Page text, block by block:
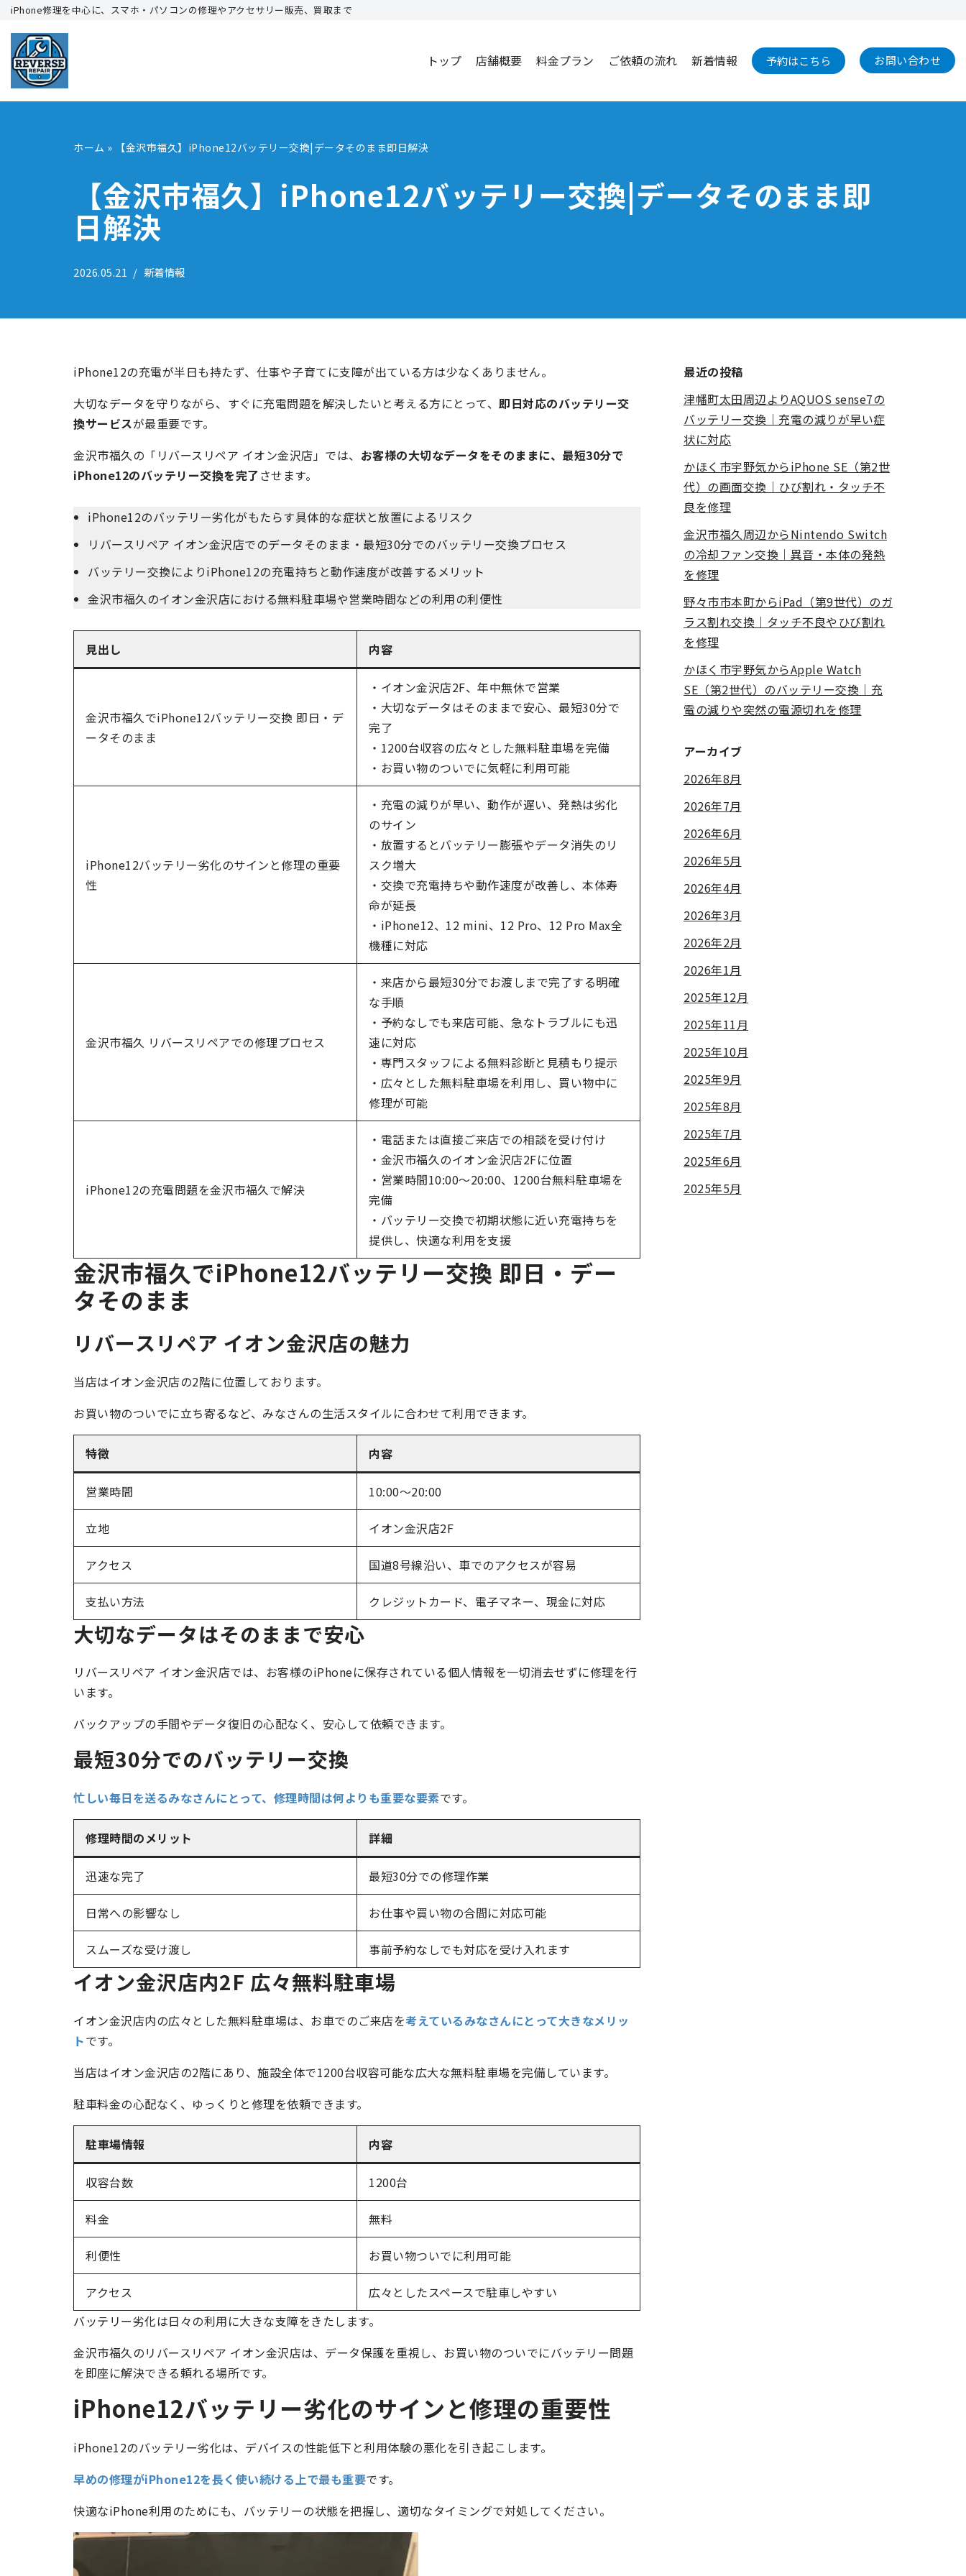
コ
ン
テ
ン
iPhone修理を中心に、スマホ・パソコンの修理やアクセサリー販売、買取まで
トップ 店舗概要 料金プラン ご依頼の流れ 新着情報 予約はこちら お問い合わせ
ホーム » 【金沢市福久】iPhone12バッテリー交換|データそのまま即日解決
【金沢市福久】iPhone12バッテリー交換|データそのまま即
日解決
2026.05.21 新着情報
iPhone12の充電が半日も持たず、仕事や子育てに支障が出ている方は少なくありません。
大切なデータを守りながら、すぐに充電問題を解決したいと考える方にとって、 即日対応のバッテリー交
換サービスが最重要です。
金沢市福久の「リバースリペア イオン金沢店」では、 お客様の大切なデータをそのままに、最短30分で
iPhone12のバッテリー交換を完了させます。
iPhone12のバッテリー劣化がもたらす具体的な症状と放置によるリスク
リバースリペア イオン金沢店でのデータそのまま・最短30分でのバッテリー交換プロセス
バッテリー交換によりiPhone12の充電持ちと動作速度が改善するメリット
金沢市福久のイオン金沢店における無料駐車場や営業時間などの利用の利便性
見出し 内容
金沢市福久でiPhone12バッテリー交換 即日・デ
ータそのまま
・イオン金沢店2F、年中無休で営業
・大切なデータはそのままで安心、最短30分で
完了
・1200台収容の広々とした無料駐車場を完備
・お買い物のついでに気軽に利用可能
iPhone12バッテリー劣化のサインと修理の重要
性
・充電の減りが早い、動作が遅い、発熱は劣化
のサイン
・放置するとバッテリー膨張やデータ消失のリ
スク増大
・交換で充電持ちや動作速度が改善し、本体寿
命が延長
・iPhone12、12 mini、12 Pro、12 Pro Max全
機種に対応
金沢市福久 リバースリペアでの修理プロセス
・来店から最短30分でお渡しまで完了する明確
な手順
・予約なしでも来店可能、急なトラブルにも迅
速に対応
・専門スタッフによる無料診断と見積もり提示
・広々とした無料駐車場を利用し、買い物中に
修理が可能
iPhone12の充電問題を金沢市福久で解決
・電話または直接ご来店での相談を受け付け
・金沢市福久のイオン金沢店2Fに位置
・営業時間10:00～20:00、1200台無料駐車場を
完備
・バッテリー交換で初期状態に近い充電持ちを
提供し、快適な利用を支援
金沢市福久でiPhone12バッテリー交換 即日・デー
タそのまま
リバースリペア イオン金沢店の魅力
当店はイオン金沢店の2階に位置しております。
お買い物のついでに立ち寄るなど、みなさんの生活スタイルに合わせて利用できます。
特徴 内容
営業時間 10:00～20:00
立地 イオン金沢店2F
アクセス 国道8号線沿い、車でのアクセスが容易
支払い方法 クレジットカード、電子マネー、現金に対応
大切なデータはそのままで安心
リバースリペア イオン金沢店では、お客様のiPhoneに保存されている個人情報を一切消去せずに修理を行
います。
バックアップの手間やデータ復旧の心配なく、安心して依頼できます。
最短30分でのバッテリー交換
忙しい毎日を送るみなさんにとって、修理時間は何よりも重要な要素です。
修理時間のメリット 詳細
迅速な完了 最短30分での修理作業
日常への影響なし お仕事や買い物の合間に対応可能
スムーズな受け渡し 事前予約なしでも対応を受け入れます
イオン金沢店内2F 広々無料駐車場
イオン金沢店内の広々とした無料駐車場は、お車でのご来店を考えているみなさんにとって大きなメリッ
トです。
当店はイオン金沢店の2階にあり、施設全体で1200台収容可能な広大な無料駐車場を完備しています。
駐車料金の心配なく、ゆっくりと修理を依頼できます。
駐車場情報 内容
収容台数 1200台
料金 無料
利便性 お買い物ついでに利用可能
アクセス
広々としたスペースで駐車しやすい
バッテリー劣化は日々の利用に大きな支障をきたします。
金沢市福久のリバースリペア イオン金沢店は、データ保護を重視し、お買い物のついでにバッテリー問題
を即座に解決できる頼れる場所です。
iPhone12バッテリー劣化のサインと修理の重要性
iPhone12のバッテリー劣化は、デバイスの性能低下と利用体験の悪化を引き起こします。
早めの修理がiPhone12を長く使い続ける上で最も重要です。
快適なiPhone利用のためにも、バッテリーの状態を把握し、適切なタイミングで対処してください。
最近の投稿
津幡町太田周辺よりAQUOS sense7の
バッテリー交換｜充電の減りが早い症
状に対応
かほく市宇野気からiPhone SE（第2世
代）の画面交換｜ひび割れ・タッチ不
良を修理
金沢市福久周辺からNintendo Switch
の冷却ファン交換｜異音・本体の発熱
を修理
野々市市本町からiPad（第9世代）のガ
ラス割れ交換｜タッチ不良やひび割れ
を修理
かほく市宇野気からApple Watch
SE（第2世代）のバッテリー交換｜充
電の減りや突然の電源切れを修理
アーカイブ
2026年8月
2026年7月
2026年6月
2026年5月
2026年4月
2026年3月
2026年2月
2026年1月
2025年12月
2025年11月
2025年10月
2025年9月
2025年8月
2025年7月
2025年6月
2025年5月